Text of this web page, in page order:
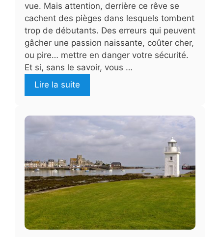
vue. Mais attention, derrière ce rêve se
cachent des pièges dans lesquels tombent
trop de débutants. Des erreurs qui peuvent
gâcher une passion naissante, coûter cher,
ou pire… mettre en danger votre sécurité.
Et si, sans le savoir, vous …
Lire la suite